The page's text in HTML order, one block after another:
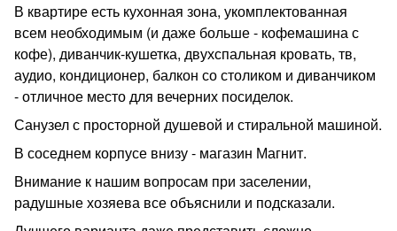
В квартире есть кухонная зона, укомплектованная
всем необходимым (и даже больше - кофемашина с
кофе), диванчик-кушетка, двухспальная кровать, тв,
аудио, кондиционер, балкон со столиком и диванчиком
- отличное место для вечерних посиделок.
Санузел с просторной душевой и стиральной машиной.
В соседнем корпусе внизу - магазин Магнит.
Внимание к нашим вопросам при заселении,
радушные хозяева все объяснили и подсказали.